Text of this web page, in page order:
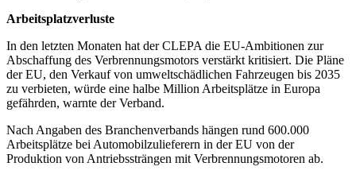
Arbeitsplatzverluste
In den letzten Monaten hat der CLEPA die EU-Ambitionen zur
Abschaffung des Verbrennungsmotors verstärkt kritisiert. Die Pläne
der EU, den Verkauf von umweltschädlichen Fahrzeugen bis 2035
zu verbieten, würde eine halbe Million Arbeitsplätze in Europa
gefährden, warnte der Verband.
Nach Angaben des Branchenverbands hängen rund 600.000
Arbeitsplätze bei Automobilzulieferern in der EU von der
Produktion von Antriebssträngen mit Verbrennungsmotoren ab.